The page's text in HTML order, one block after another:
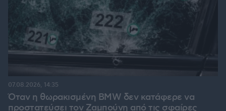
Όταν η θωρακισμένη BMW δεν κατάφερε να
προστατεύσει τον Ζαμπούνη από τις σφαίρες
07.08.2026, 14:35